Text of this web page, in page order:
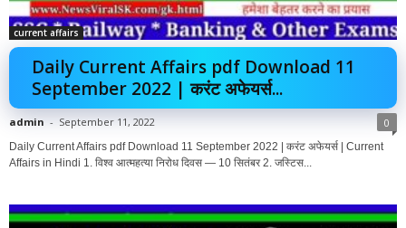
current affairs
Daily Current Affairs pdf Download 11
September 2022 | करंट अफेयर्स...
admin - September 11, 2022 0
Daily Current Affairs pdf Download 11 September 2022 | करंट अफेयर्स | Current
Affairs in Hindi 1. विश्व आत्महत्या निरोध दिवस — 10 सितंबर 2. जस्टिस...